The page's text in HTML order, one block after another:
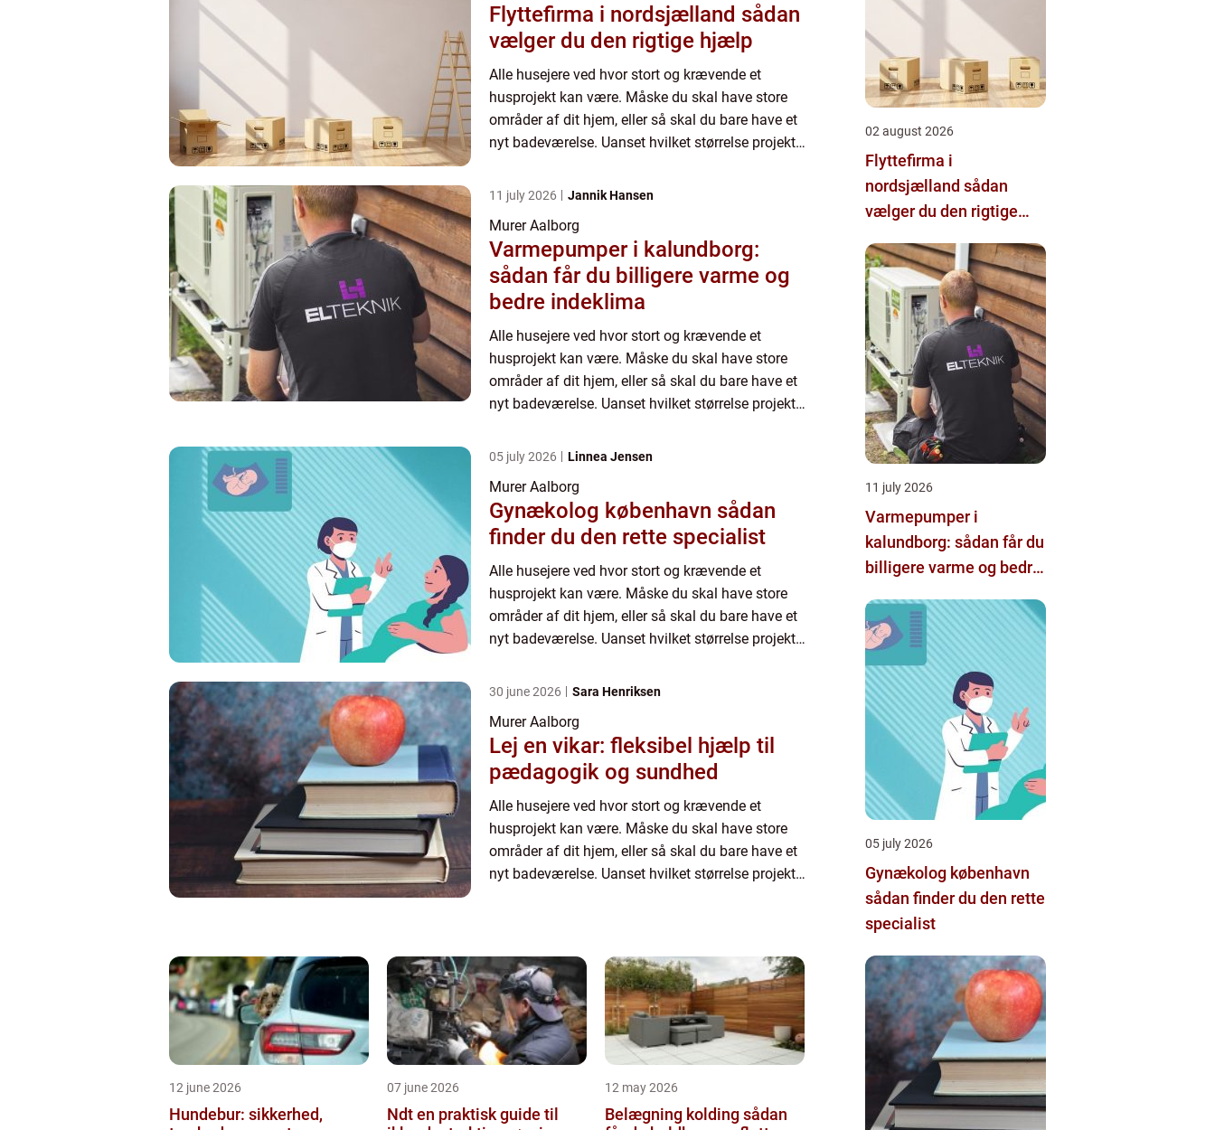
Flyttefirma i nordsjælland sådan
vælger du den rigtige hjælp
Alle husejere ved hvor stort og krævende et
husprojekt kan være. Måske du skal have store
områder af dit hjem, eller så skal du bare have et
nyt badeværelse. Uanset hvilket størrelse projekt
håndværke...
11 july 2026 Jannik Hansen
Murer Aalborg
Varmepumper i kalundborg:
sådan får du billigere varme og
bedre indeklima
Alle husejere ved hvor stort og krævende et
husprojekt kan være. Måske du skal have store
områder af dit hjem, eller så skal du bare have et
nyt badeværelse. Uanset hvilket størrelse projekt
håndværke...
05 july 2026 Linnea Jensen
Murer Aalborg
Gynækolog københavn sådan
finder du den rette specialist
Alle husejere ved hvor stort og krævende et
husprojekt kan være. Måske du skal have store
områder af dit hjem, eller så skal du bare have et
nyt badeværelse. Uanset hvilket størrelse projekt
håndværke...
30 june 2026 Sara Henriksen
Murer Aalborg
Lej en vikar: fleksibel hjælp til
pædagogik og sundhed
Alle husejere ved hvor stort og krævende et
husprojekt kan være. Måske du skal have store
områder af dit hjem, eller så skal du bare have et
nyt badeværelse. Uanset hvilket størrelse projekt
12 june 2026
Hundebur: sikkerhed,
07 june 2026
Ndt en praktisk guide til
12 may 2026
Belægning kolding sådan
02 august 2026
Flyttefirma i
nordsjælland sådan
vælger du den rigtige
11 july 2026
Varmepumper i
kalundborg: sådan får du
billigere varme og bedre
05 july 2026
Gynækolog københavn
sådan finder du den rette
specialist